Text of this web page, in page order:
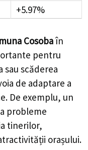
+5.97%
Cosobaîn
pentru
sau scăderea
de adaptare a
De exemplu, un
probleme
tinerilor,
orașului.